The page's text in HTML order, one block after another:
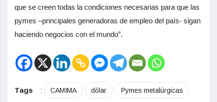
que se creen todas la condiciones necesarias para que las
pymes –principales generadoras de empleo del país- sigan
haciendo negocios con el mundo”.
Tags : CAMIMA dólar Pymes metalúrgicas